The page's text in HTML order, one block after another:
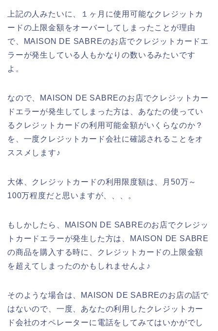
上記の人みたいに、１ヶ月に使用可能なクレジットカ
ードの上限金額をオーバーしてしまったことが理由
で、MAISON DE SABREのお店でクレジットカードエ
ラーが発生している人もかなりの数いるみたいです
よ。
なので、MAISON DE SABREのお店でクレジットカー
ドエラーが発生してしまった方は、あなたの使ってい
るクレジットカードの利用可能金額がいくらなのか？
を、一度クレジットカード会社に確認されることをオ
ススメします♪
大体、クレジットカードの利用限度額は、月50万～
100万程度だと思いますが、、、。
もしかしたら、MAISON DE SABREのお店でクレジッ
トカードエラーが発生した方は、MAISON DE SABRE
の商品を購入する時に、クレジットカードの上限金額
を超えてしまったのかもしれませんよ♪
そのような場合は、MAISON DE SABREのお店の話で
はないので、一度、あなたの利用したクレジットカー
ド会社のオペレーターに電話をしてみてはいかがでし